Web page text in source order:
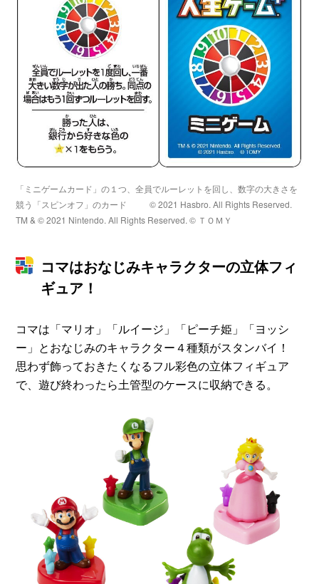
「ミニゲームカード」の１つ、全員でルーレットを回し、数字の大きさを
競う「スピンオフ」のカード
© 2021 Hasbro. All Rights Reserved.
TM & © 2021 Nintendo. All Rights Reserved. © ＴＯＭＹ
コマはおなじみキャラクターの立体フィ
ギュア！
コマは「マリオ」「ルイージ」「ピーチ姫」「ヨッシ
ー」とおなじみのキャラクター４種類がスタンバイ！
思わず飾っておきたくなるフル彩色の立体フィギュア
で、遊び終わったら土管型のケースに収納できる。